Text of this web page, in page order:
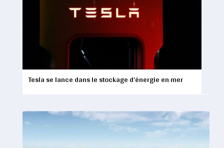
Tesla se lance dans le stockage d’énergie en mer